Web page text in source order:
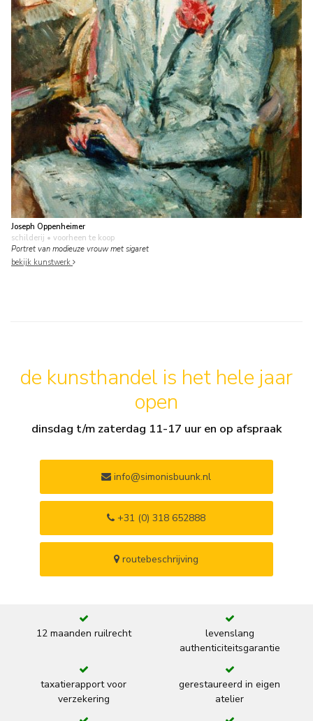
Joseph Oppenheimer
schilderij • voorheen te koop
Portret van modieuze vrouw met sigaret
bekijk kunstwerk
de kunsthandel is het hele jaar
open
dinsdag t/m zaterdag 11-17 uur en op afspraak
info@simonisbuunk.nl
+31 (0) 318 652888
routebeschrijving
12 maanden ruilrecht
levenslang
authenticiteitsgarantie
taxatierapport voor
verzekering
gerestaureerd in eigen
atelier